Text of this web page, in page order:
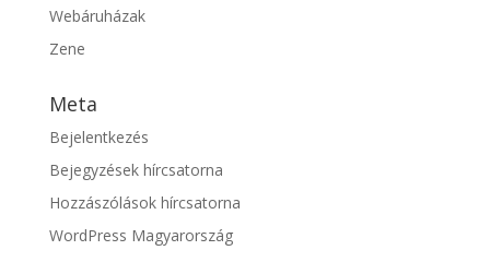
Webáruházak
Zene
Meta
Bejelentkezés
Bejegyzések hírcsatorna
Hozzászólások hírcsatorna
WordPress Magyarország